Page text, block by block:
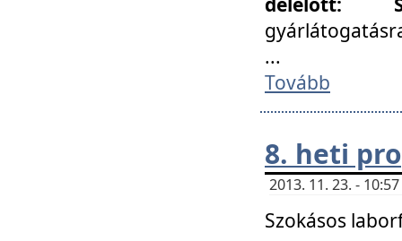
...
Tovább
8. heti
2013. 11. 23. -
Szokásos